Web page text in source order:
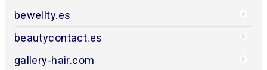
bewellty.es
beautycontact.es
gallery-hair.com